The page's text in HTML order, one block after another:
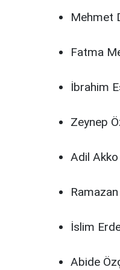
Mehmet
Fatma
İbrahim
Zeynep
Adil
İslim
Abide